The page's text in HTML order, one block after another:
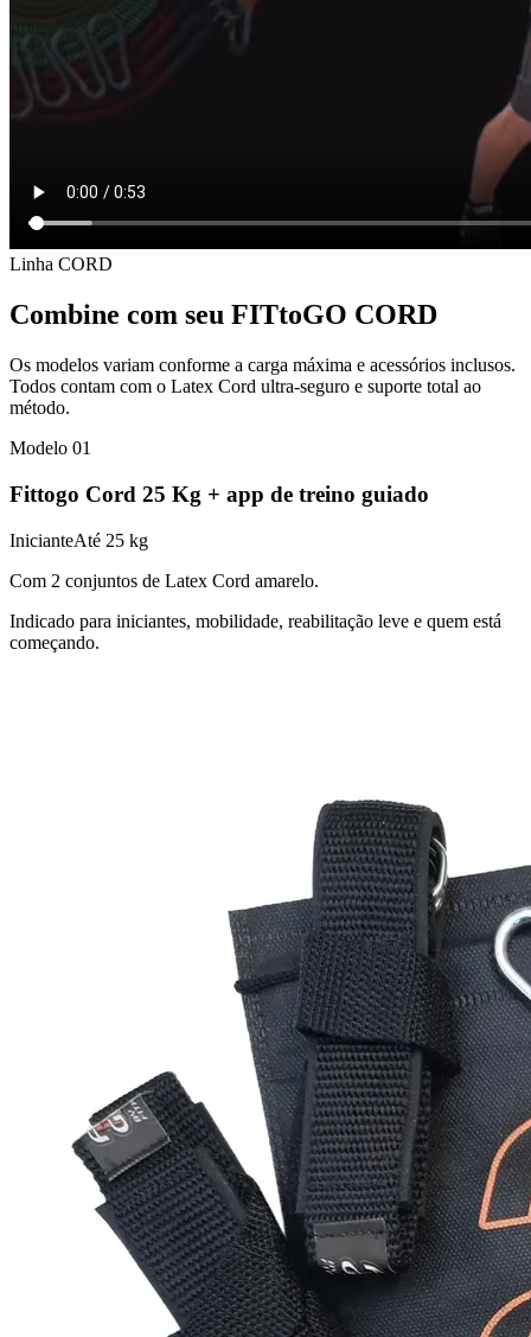
Linha CORD
Combine com seu FITtoGO CORD
Os modelos variam conforme a carga máxima e acessórios inclusos.
Todos contam com o Latex Cord ultra-seguro e suporte total ao
método.
Modelo 01
Fittogo Cord 25 Kg + app de treino guiado
InicianteAté 25 kg
Com 2 conjuntos de Latex Cord amarelo.
Indicado para iniciantes, mobilidade, reabilitação leve e quem está
começando.